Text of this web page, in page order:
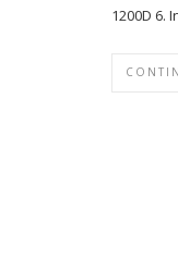
1200D 6.